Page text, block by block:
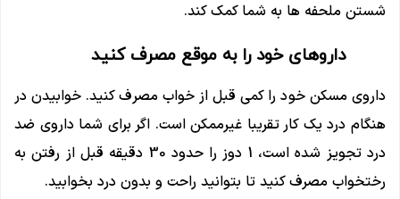
شستن ملحفه ها به شما کمک کند.
داروهای خود را به موقع مصرف کنید
داروی مسکن خود را کمی قبل از خواب مصرف کنید. خوابیدن در
هنگام درد یک کار تقریبا غیرممکن است. اگر برای شما داروی ضد
درد تجویز شده است، 1 دوز را حدود 30 دقیقه قبل از رفتن به
رختخواب مصرف کنید تا بتوانید راحت و بدون درد بخوابید.